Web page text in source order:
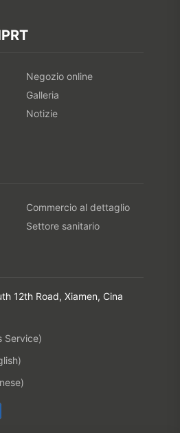
Negozio online
Galleria
Notizie
Commercio al dettaglio
Settore sanitario
12th Road, Xiamen, Cina
Service)